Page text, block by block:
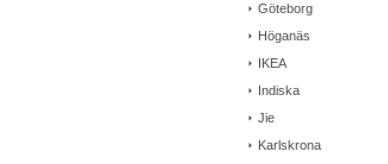
Göteborg
Höganäs
IKEA
Indiska
Jie
Karlskrona